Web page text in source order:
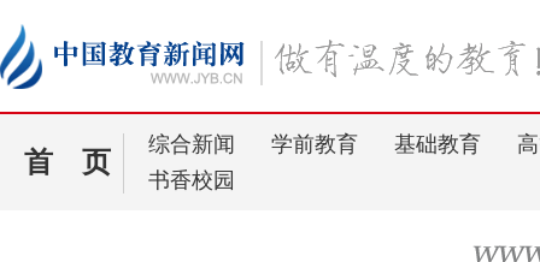
首 页
综合新闻 学前教育 基础教育
书香校园